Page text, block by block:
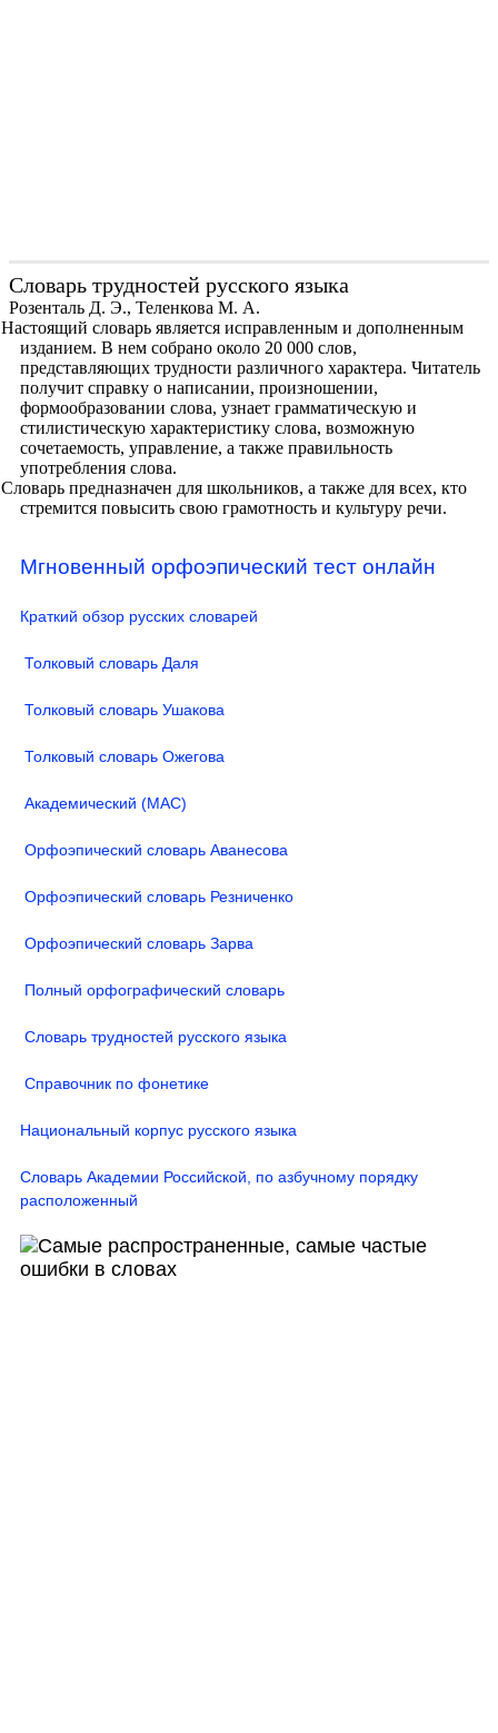
Словарь трудностей русского языка
Розенталь Д. Э., Теленкова М. А.
Настоящий словарь является исправленным и дополненным
изданием. В нем собрано около 20 000 слов,
представляющих трудности различного характера. Читатель
получит справку о написании, произношении,
формообразовании слова, узнает грамматическую и
стилистическую характеристику слова, возможную
сочетаемость, управление, а также правильность
употребления слова.
Словарь предназначен для школьников, а также для всех, кто
стремится повысить свою грамотность и культуру речи.
Мгновенный орфоэпический тест онлайн
Краткий обзор русских словарей
Толковый словарь Даля
Толковый словарь Ушакова
Толковый словарь Ожегова
Академический (МАС)
Орфоэпический словарь Аванесова
Орфоэпический словарь Резниченко
Орфоэпический словарь Зарва
Полный орфографический словарь
Словарь трудностей русского языка
Справочник по фонетике
Национальный корпус русского языка
Словарь Академии Российской, по азбучному порядку
расположенный